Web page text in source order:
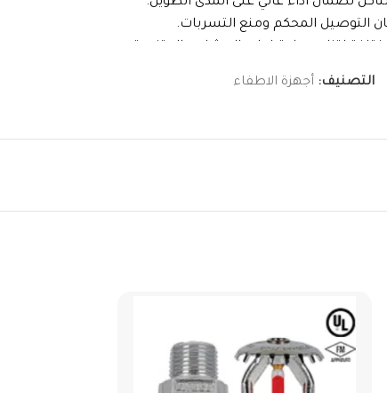
التوصيل المحكم ومنع التسربات.
التصنيف: أجهزة الاطفاء